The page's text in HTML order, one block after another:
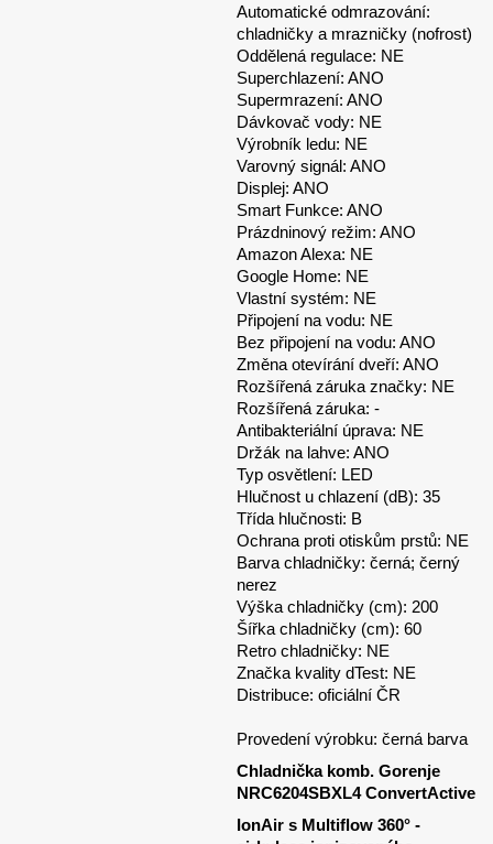
Automatické odmrazování:
chladničky a mrazničky (nofrost)
Oddělená regulace: NE
Superchlazení: ANO
Supermrazení: ANO
Dávkovač vody: NE
Výrobník ledu: NE
Varovný signál: ANO
Displej: ANO
Smart Funkce: ANO
Prázdninový režim: ANO
Amazon Alexa: NE
Google Home: NE
Vlastní systém: NE
Připojení na vodu: NE
Bez připojení na vodu: ANO
Změna otevírání dveří: ANO
Rozšířená záruka značky: NE
Rozšířená záruka: -
Antibakteriální úprava: NE
Držák na lahve: ANO
Typ osvětlení: LED
Hlučnost u chlazení (dB): 35
Třída hlučnosti: B
Ochrana proti otiskům prstů: NE
Barva chladničky: černá; černý
nerez
Výška chladničky (cm): 200
Šířka chladničky (cm): 60
Retro chladničky: NE
Značka kvality dTest: NE
Distribuce: oficiální ČR
Provedení výrobku: černá barva
Chladnička komb. Gorenje
NRC6204SBXL4 ConvertActive
IonAir s Multiflow 360° -